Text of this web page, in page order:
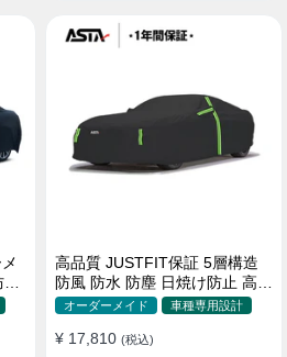
高品質 JUSTFIT保証 5層構造
防風 防水 防塵 日焼け防止 高級
ボディカバー
オーダーメイド 車種専用設計
¥ 17,810 (税込)